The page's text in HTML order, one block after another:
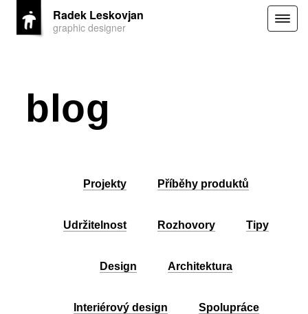
Radek Leskovjan
graphic designer
blog
Projekty Příběhy produktů
Udržitelnost Rozhovory Tipy
Design Architektura
Interiérový design Spolupráce